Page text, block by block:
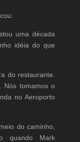
uma década
idéia do que
do restaurante.
Nós tomamos o
no Aeroporto
do caminho,
quando Mark